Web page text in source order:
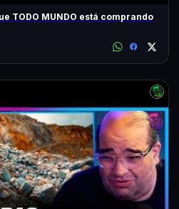
TODO MUNDO está comprando